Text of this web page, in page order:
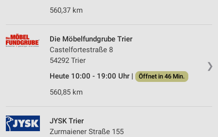
560,37 km
❯
Die Möbelfundgrube Trier
Castelfortestraße 8
54292 Trier
Heute 10:00 - 19:00 Uhr |
Öffnet in 46 Min.
560,85 km
JYSK Trier
Zurmaiener Straße 155